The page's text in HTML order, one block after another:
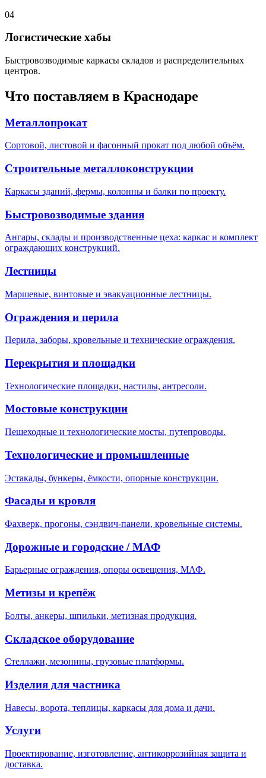
04
Логистические хабы
Быстровозводимые каркасы складов и распределительных
центров.
Что поставляем в Краснодаре
Металлопрокат
Сортовой, листовой и фасонный прокат под любой объём.
Строительные металлоконструкции
Каркасы зданий, фермы, колонны и балки по проекту.
Быстровозводимые здания
Ангары, склады и производственные цеха: каркас и комплект
ограждающих конструкций.
Лестницы
Маршевые, винтовые и эвакуационные лестницы.
Ограждения и перила
Перила, заборы, кровельные и технические ограждения.
Перекрытия и площадки
Технологические площадки, настилы, антресоли.
Мостовые конструкции
Пешеходные и технологические мосты, путепроводы.
Технологические и промышленные
Эстакады, бункеры, ёмкости, опорные конструкции.
Фасады и кровля
Фахверк, прогоны, сэндвич-панели, кровельные системы.
Дорожные и городские / МАФ
Барьерные ограждения, опоры освещения, МАФ.
Метизы и крепёж
Болты, анкеры, шпильки, метизная продукция.
Складское оборудование
Стеллажи, мезонины, грузовые платформы.
Изделия для частника
Навесы, ворота, теплицы, каркасы для дома и дачи.
Услуги
Проектирование, изготовление, антикоррозийная защита и
доставка.